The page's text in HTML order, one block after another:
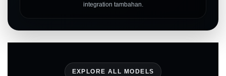
integration tambahan.
EXPLORE ALL MODELS